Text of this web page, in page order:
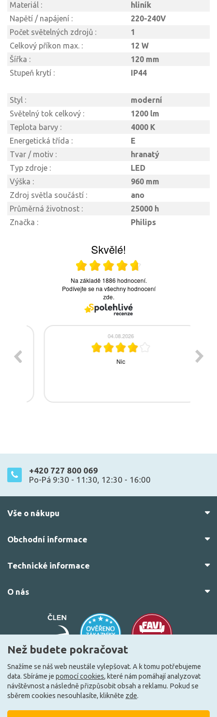
Materiál :
hliník
Napětí / napájení :
220-240V
Počet světelných zdrojů :
1
Celkový příkon max. :
12 W
Šířka :
120 mm
Stupeň krytí :
IP44
Styl :
moderní
Světelný tok celkový :
1200 lm
Teplota barvy :
4000 K
Energetická třída :
E
Tvar / motiv :
hranatý
Typ zdroje :
LED
Výška :
960 mm
Zdroj světla součástí :
ano
Průměrná životnost :
25000 h
Značka :
Philips
+420 727 800 069
Po-Pá 9:30 - 11:30, 12:30 - 16:00
Vše o nákupu
Obchodní informace
Technické informace
O nás
© 2010–2026 Všechna práva vyhrazena. žárovky.cz
VytvořiloFEO.cz
Než budete pokračovat
Snažíme se náš web neustále vylepšovat. A k tomu potřebujeme
data. Sbíráme je pomocí cookies, které nám pomáhají analyzovat
návštěvnost a následně přizpůsobit obsah a reklamu. Pokud se
sběrem cookies nesouhlasíte, klikněte zde.